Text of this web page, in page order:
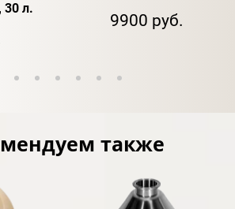
30 л.
9900 руб.
также